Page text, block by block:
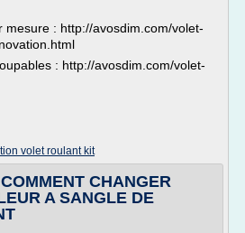
mesure : http://avosdim.com/volet-
: http://avosdim.com/volet-
volet roulant kit
CHANGER
A SANGLE DE